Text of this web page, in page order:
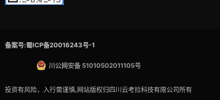
备案号:蜀ICP备20016243号-1
川公网安备 51010502011105号
投资有风险，入行需谨慎,网站版权归四川云考拉科技有限公司所有